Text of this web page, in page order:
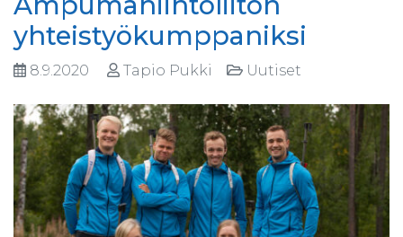
yhteistyökumppaniksi
8.9.2020 Tapio Pukki Uutiset